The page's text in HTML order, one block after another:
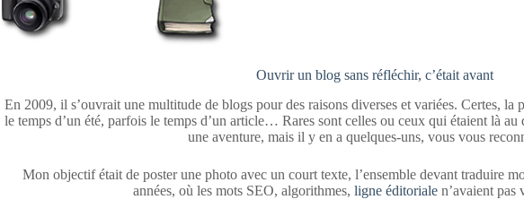
Ouvrir un blog sans réfléchir, c’était avant
En 2009, il s’ouvrait une multitude de blogs pour des raisons diverses et variées. Certes, la
le temps d’un été, parfois le temps d’un article… Rares sont celles ou ceux qui étaient là
une aventure, mais il y en a quelques-uns, vous vous
Mon objectif était de poster une photo avec un court texte, l’ensemble devant traduire
années, où les mots SEO, algorithmes, ligne éditorialen’avaient pas